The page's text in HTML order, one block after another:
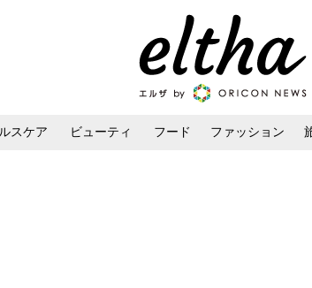
スケア ビューティ フード ファッション